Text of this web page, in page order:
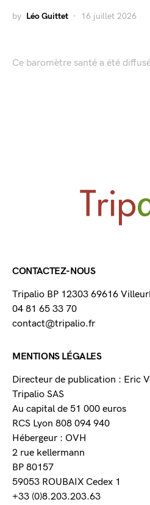
by Léo Guittet 16 juillet 2026
Ce baromètre santé a été
CONTACTEZ-NOUS
Tripalio BP 12303 69616
04 81 65 33 70
contact@tripalio.fr
MENTIONS LÉGALES
Directeur de publication : Eric
Tripalio SAS
Au capital de 51 000 euros
RCS Lyon 808 094 940
Hébergeur : OVH
2 rue kellermann
BP 80157
59053 ROUBAIX Cedex 1
+33 (0)8.203.203.63